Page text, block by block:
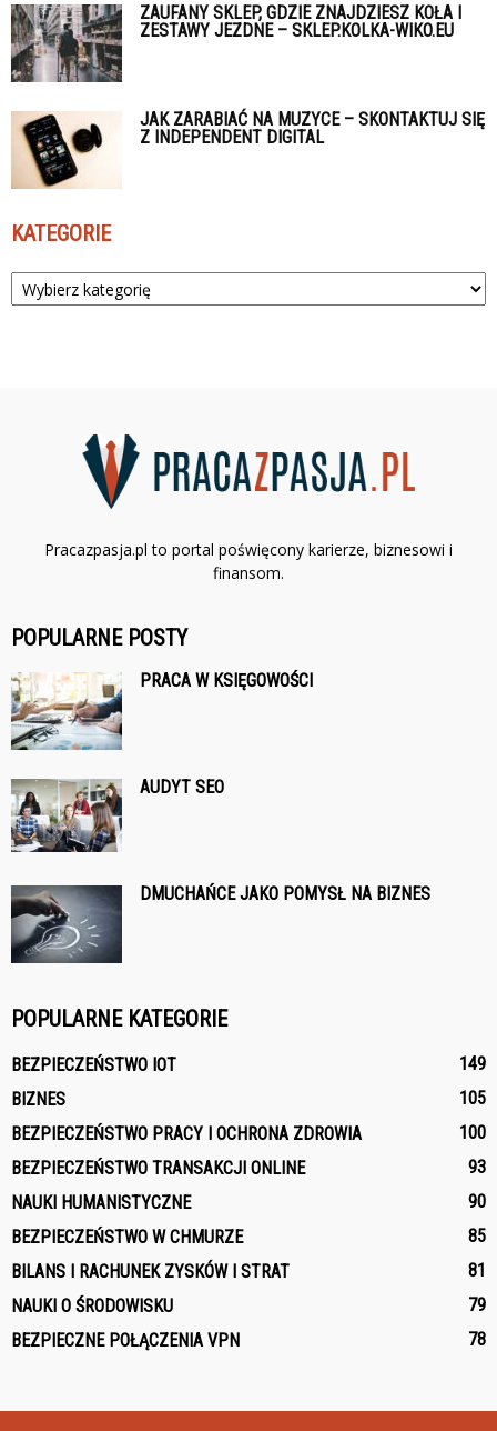
ZAUFANY SKLEP, GDZIE ZNAJDZIESZ KOŁA I
ZESTAWY JEZDNE – SKLEP.KOLKA-WIKO.EU
JAK ZARABIAĆ NA MUZYCE – SKONTAKTUJ SIĘ
Z INDEPENDENT DIGITAL
KATEGORIE
Kategorie
Pracazpasja.pl to portal poświęcony karierze, biznesowi i
finansom.
POPULARNE POSTY
PRACA W KSIĘGOWOŚCI
AUDYT SEO
DMUCHAŃCE JAKO POMYSŁ NA BIZNES
POPULARNE KATEGORIE
BEZPIECZEŃSTWO IOT
149
BIZNES
105
BEZPIECZEŃSTWO PRACY I OCHRONA ZDROWIA
100
BEZPIECZEŃSTWO TRANSAKCJI ONLINE
93
NAUKI HUMANISTYCZNE
90
BEZPIECZEŃSTWO W CHMURZE
85
BILANS I RACHUNEK ZYSKÓW I STRAT
81
NAUKI O ŚRODOWISKU
79
BEZPIECZNE POŁĄCZENIA VPN
78